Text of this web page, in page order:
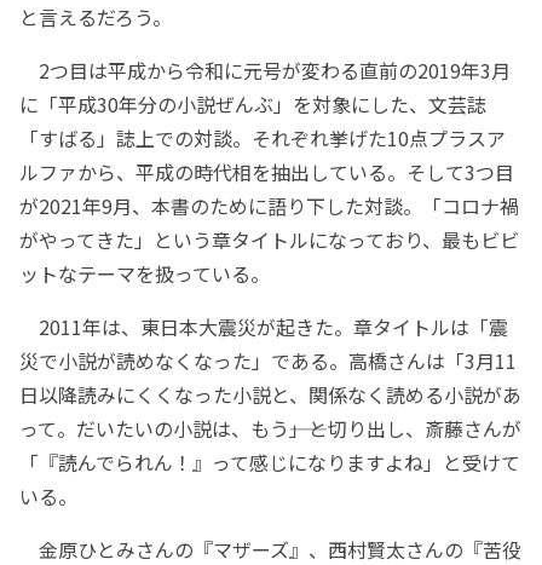
と言えるだろう。
2つ目は平成から令和に元号が変わる直前の2019年3月
に「平成30年分の小説ぜんぶ」を対象にした、文芸誌
「すばる」誌上での対談。それぞれ挙げた10点プラスア
ルファから、平成の時代相を抽出している。そして3つ目
が2021年9月、本書のために語り下した対談。「コロナ禍
がやってきた」という章タイトルになっており、最もビビ
ットなテーマを扱っている。
2011年は、東日本大震災が起きた。章タイトルは「震
災で小説が読めなくなった」である。高橋さんは「3月11
日以降読みにくくなった小説と、関係なく読める小説があ
って。だいたいの小説は、もう――」と切り出し、斎藤さんが
「『読んでられん！』って感じになりますよね」と受けて
いる。
金原ひとみさんの『マザーズ』、西村賢太さんの『苦役